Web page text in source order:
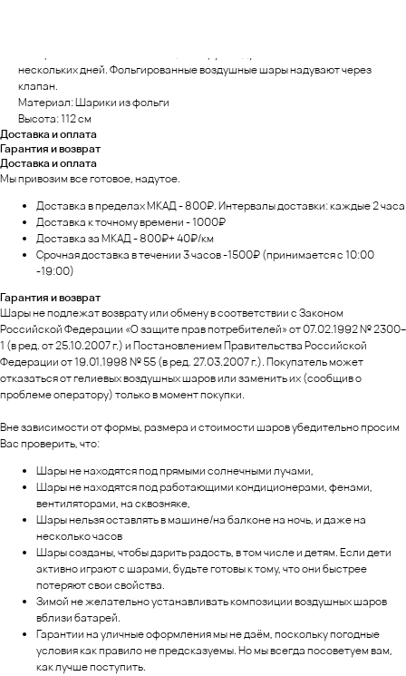
нескольких дней. Фольгированные воздушные шары надувают через
клапан.
Материал: Шарики из фольги
Высота: 112 см
Доставка и оплата
Гарантия и возврат
Доставка и оплата
Мы привозим все готовое, надутое.
Доставка в пределах МКАД - 800₽. Интервалы доставки: каждые 2 часа
Доставка к точному времени - 1000₽
Доставка за МКАД - 800₽+ 40₽/км
Срочная доставка в течении 3 часов -1500₽ (принимается с 10:00
-19:00)
Гарантия и возврат
Шары не подлежат возврату или обмену в соответствии с Законом
Российской Федерации «О защите прав потребителей» от 07.02.1992 № 2300–
1 (в ред. от 25.10.2007 г.) и Постановлением Правительства Российской
Федерации от 19.01.1998 № 55 (в ред. 27.03.2007 г.). Покупатель может
отказаться от гелиевых воздушных шаров или заменить их (сообщив о
проблеме оператору) только в момент покупки.
Вне зависимости от формы, размера и стоимости шаров убедительно просим
Вас проверить, что:
Шары не находятся под прямыми солнечными лучами,
Шары не находятся под работающими кондиционерами, фенами,
вентиляторами, на сквозняке,
Шары нельзя оставлять в машине/на балконе на ночь, и даже на
несколько часов
Шары созданы, чтобы дарить радость, в том числе и детям. Если дети
активно играют с шарами, будьте готовы к тому, что они быстрее
потеряют свои свойства.
Зимой не желательно устанавливать композиции воздушных шаров
вблизи батарей.
Гарантии на уличные оформления мы не даём, поскольку погодные
условия как правило не предсказуемы. Но мы всегда посоветуем вам,
как лучше поступить.